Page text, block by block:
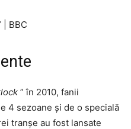
BBC
” în 2010, fanii
4 sezoane și de o specială
tranșe au fost lansate